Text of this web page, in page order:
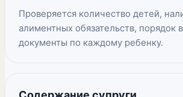
Проверяется количество детей,
алиментных обязательств, порядок
документы по каждому ребенку.